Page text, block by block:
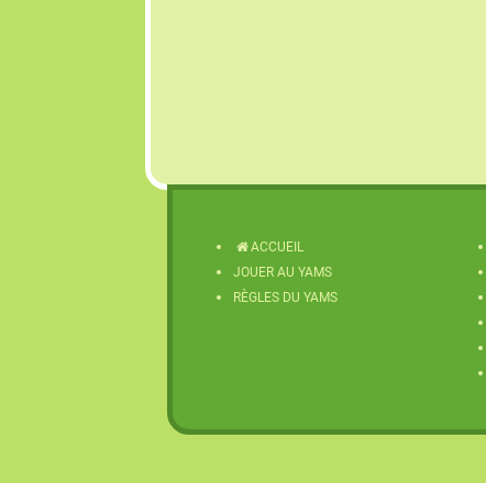
ACCUEIL
JOUER AU YAMS
RÈGLES DU YAMS